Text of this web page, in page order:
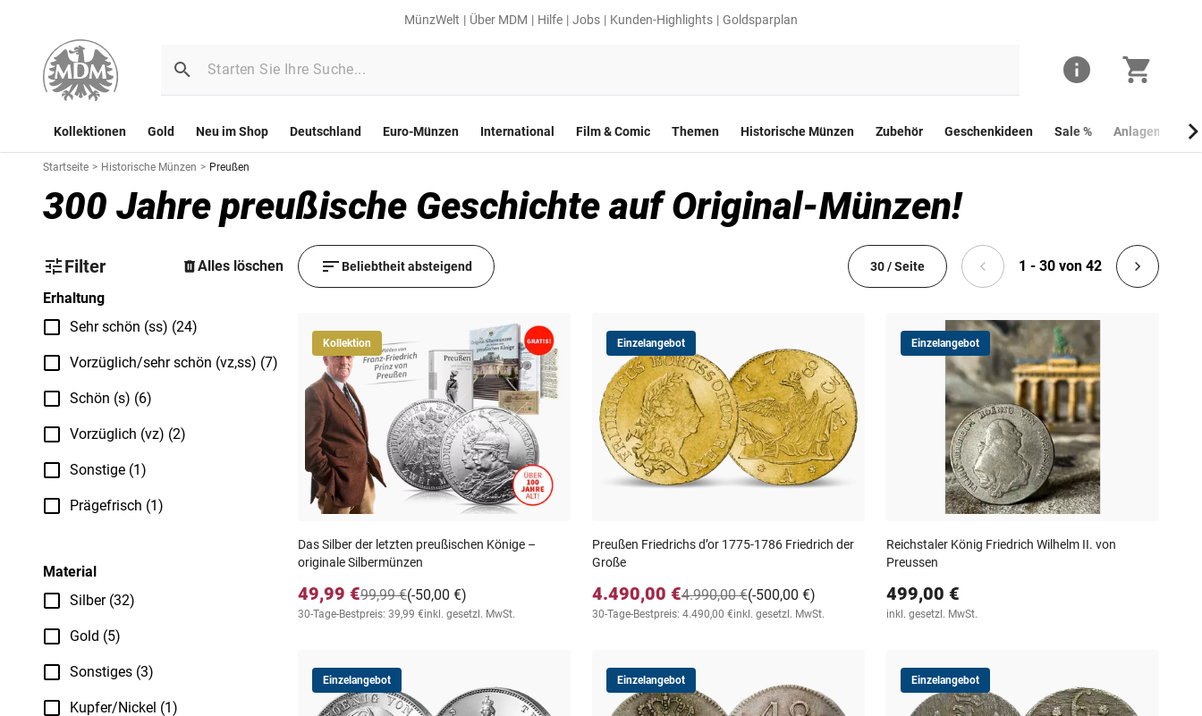
MünzWelt Über MDM Hilfe Jobs Kunden-Highlights Goldsparplan
Kollektionen Gold Neu im Shop Deutschland Euro-Münzen International Film & Comic Themen Historische Münzen Zubehör Geschenkideen Sale % Anlagemünzen
Startseite > Historische Münzen > Preußen
300 Jahre preußische Geschichte auf Original-Münzen!
Filter
Alles löschen
Erhaltung
Sehr schön (ss) (24)
Vorzüglich/sehr schön (vz,ss) (7)
Schön (s) (6)
Vorzüglich (vz) (2)
Sonstige (1)
Prägefrisch (1)
Material
Silber (32)
Gold (5)
Sonstiges (3)
Kupfer/Nickel (1)
Beliebtheit absteigend 30 / Seite 1 - 30 von 42
Kollektion
Das Silber der letzten preußischen Könige –
originale Silbermünzen
49,99 € (-50,00 €)
99,99 €
30-Tage-Bestpreis: 39,99 €inkl. gesetzl. MwSt.
Einzelangebot
Preußen Friedrichs d’or 1775-1786 Friedrich der
Große
4.490,00 € (-500,00 €)
4.990,00 €
30-Tage-Bestpreis: 4.490,00 €inkl. gesetzl. MwSt.
Einzelangebot
Reichstaler König Friedrich Wilhelm II. von
Preussen
499,00 €
inkl. gesetzl. MwSt.
Einzelangebot Einzelangebot Einzelangebot